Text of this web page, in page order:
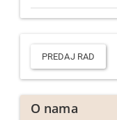
Predaj
radPREDAJ RAD
O nama